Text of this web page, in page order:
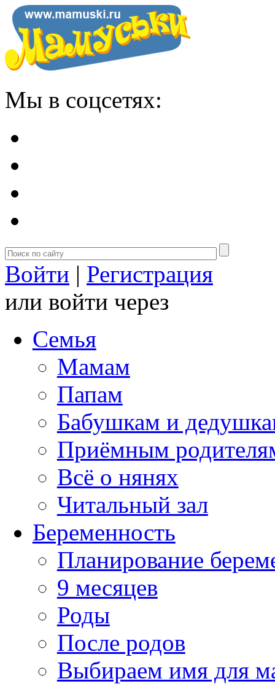
Мы в соцсетях:
Войти | Регистрация
или войти через
Семья
Мамам
Папам
Бабушкам и
Приёмным
Всё о нянях
Читальный зал
Беременность
Планирование
9 месяцев
Роды
После родов
Выбираем имя для